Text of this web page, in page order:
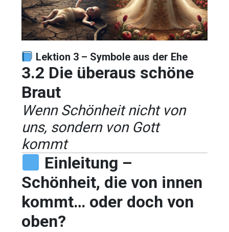
Lektion 3 – Symbole aus der Ehe
3.2 Die überaus schöne
Braut
Wenn Schönheit nicht von
uns, sondern von Gott
kommt
Einleitung –
Schönheit, die von innen
kommt… oder doch von
oben?